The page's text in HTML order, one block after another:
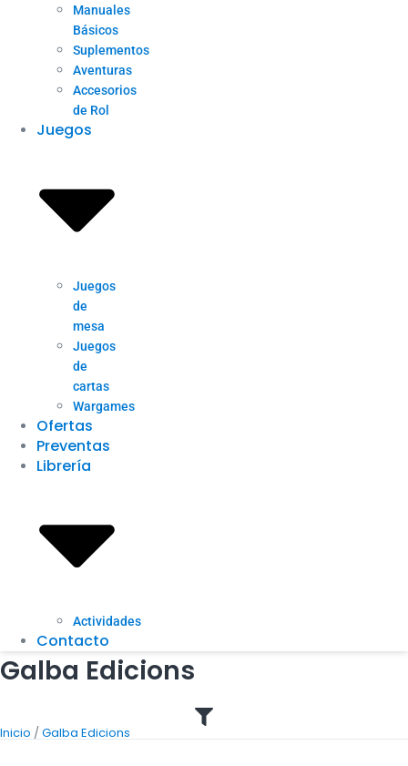
Manuales
Básicos
Suplementos
Aventuras
Accesorios
de Rol
Juegos
Juegos
de
mesa
Juegos
de
cartas
Wargames
Ofertas
Preventas
Librería
Actividades
Contacto
Galba Edicions
Inicio /Galba Edicions